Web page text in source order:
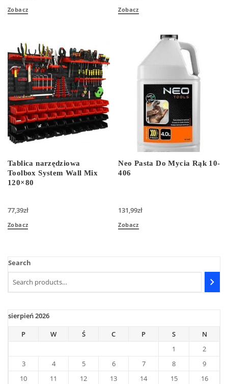
Zobacz Zobacz
Tablica narzędziowa
Toolbox System Wall Mix
120×80
77,39zł
Zobacz
Neo Pasta Do Mycia Rąk 10-
406
131,99zł
Zobacz
Search
sierpień 2026
P
W Ś C P S
N
1
2
3
4 5 6 7 8
9
10
11 12 13 14 15 16